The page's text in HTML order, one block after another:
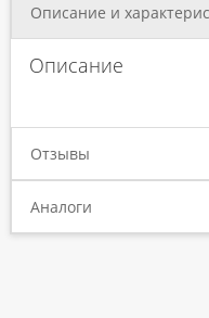
Описание и
Описание
Отзывы
Аналоги